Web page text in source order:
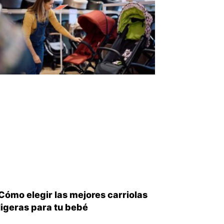
elegir las mejores carriolas
para tu bebé